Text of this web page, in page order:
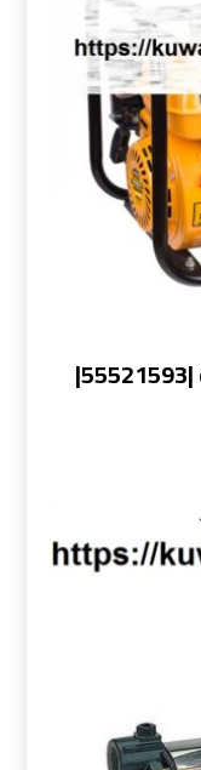
تركيب مضخات في المسيلة |55521593|